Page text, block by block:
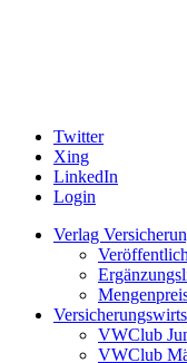
Twitter
Xing
LinkedIn
Login
Verlag
VWClub
VWClub